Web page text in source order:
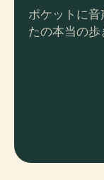
ポケットに
たの本当の歩